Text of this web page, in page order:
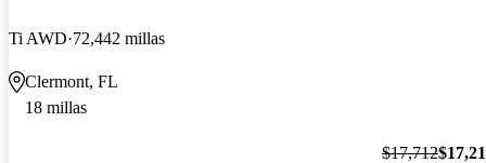
Ti AWD 72,442 millas
Clermont, FL
18 millas
$17,712